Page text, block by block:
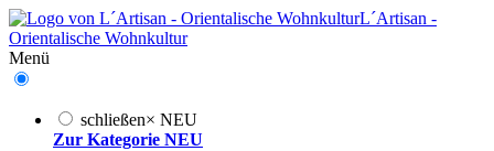
L´Artisan -
Orientalische Wohnkultur
Menü
schließen× NEU
Zur Kategorie NEU